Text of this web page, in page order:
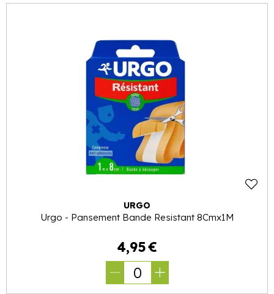
URGO
Urgo - Pansement Bande Resistant 8Cmx1M
4,95€
0